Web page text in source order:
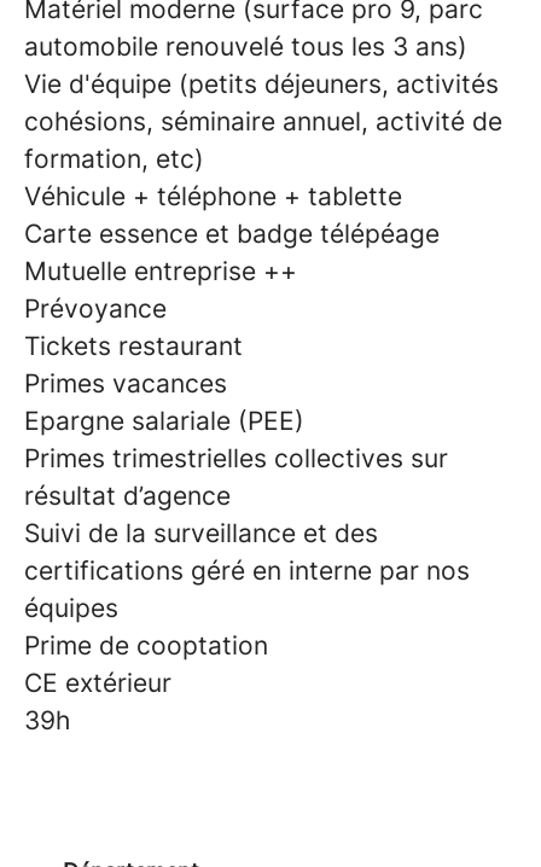
Matériel moderne (surface pro 9, parc
automobile renouvelé tous les 3 ans)
Vie d'équipe (petits déjeuners, activités
cohésions, séminaire annuel, activité de
formation, etc)
Véhicule + téléphone + tablette
Carte essence et badge télépéage
Mutuelle entreprise ++
Prévoyance
Tickets restaurant
Primes vacances
Epargne salariale (PEE)
Primes trimestrielles collectives sur
résultat d’agence
Suivi de la surveillance et des
certifications géré en interne par nos
équipes
Prime de cooptation
CE extérieur
39h